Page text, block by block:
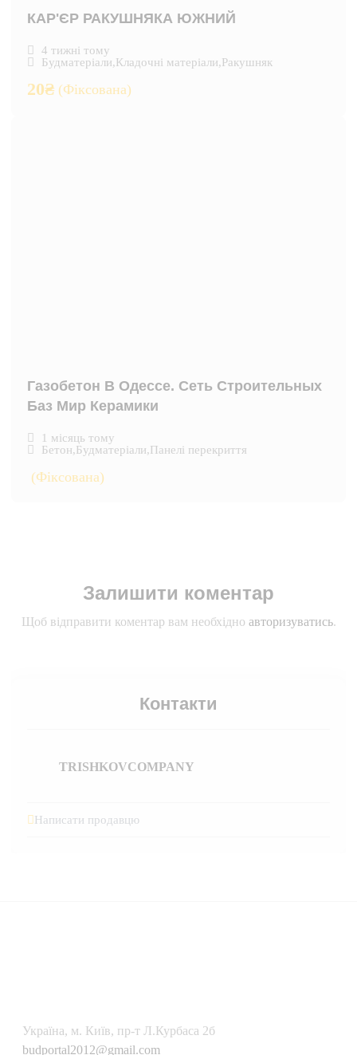
КАР'ЄР РАКУШНЯКА ЮЖНИЙ
4 тижні тому
Будматеріали,Кладочні матеріали,Ракушняк
20₴ (Фіксована)
Газобетон В Одессе. Сеть Строительных
Баз Мир Керамики
1 місяць тому
Бетон,Будматеріали,Панелі перекриття
(Фіксована)
Залишити коментар
Щоб відправити коментар вам необхідно авторизуватись.
Контакти
TRISHKOVCOMPANY
Написати продавцю
Українa, м. Київ, пр-т Л.Курбаса 2б
budportal2012@gmail.com